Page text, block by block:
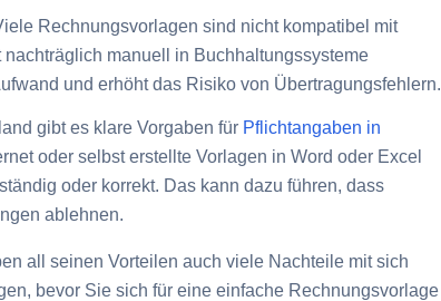
Rechnungsvorlagen sind nicht kompatibel mit
manuell in Buchhaltungssysteme
und erhöht das Risiko von Übertragungsfehlern.
gibt es klare Vorgaben für Pflichtangaben in
oder selbst erstellte Vorlagen in Word oder Excel
oder korrekt. Das kann dazu führen, dass
ablehnen.
all seinen Vorteilen auch viele Nachteile mit sich
bevor Sie sich für eine einfache Rechnungsvorlage